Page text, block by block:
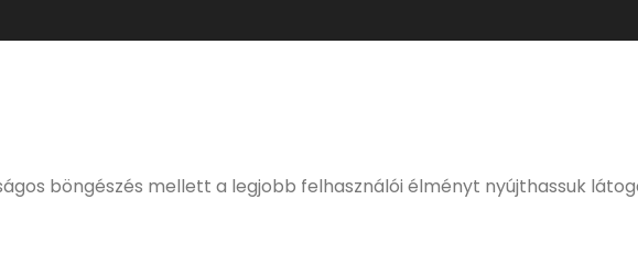
böngészés mellett a legjobb felhasználói élményt nyújthassuk